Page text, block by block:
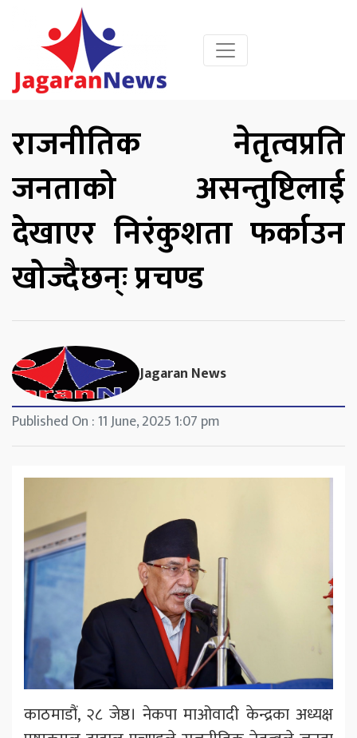
राजनीतिक नेतृत्वप्रति
जनताको असन्तुष्टिलाई
देखाएर निरंकुशता फर्काउन
खोज्दैछन्ः प्रचण्ड
Jagaran News
Published On : 11 June, 2025 1:07 pm
काठमाडौं, २८ जेष्ठ। नेकपा माओवादी केन्द्रका अध्यक्ष